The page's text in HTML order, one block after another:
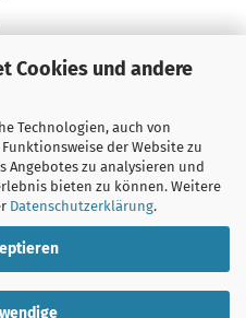
Cookies und andere
Technologien, auch von
der Website zu
Angebotes zu analysieren und
bieten zu können. Weitere
Datenschutzerklärung.